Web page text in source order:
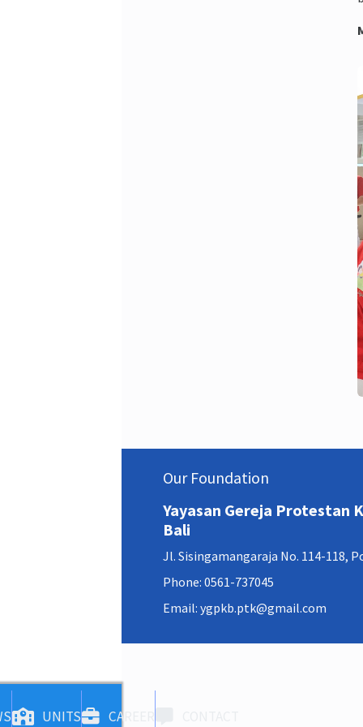
Our Foundation
Yayasan Gereja Protestan
Bali
Jl. Sisingamangaraja No. 114-118,
Phone: 0561-737045
Email: ygpkb.ptk@gmail.com
UNITS CAREER